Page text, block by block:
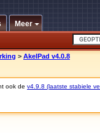
Meer
> AkelPad v4.0.8
ook de v4.9.8 (laatste stabiele